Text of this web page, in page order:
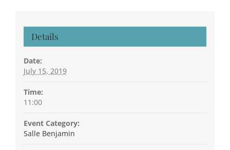
Details
Date:
July 15, 2019
Time:
11:00
Event Category:
Salle Benjamin